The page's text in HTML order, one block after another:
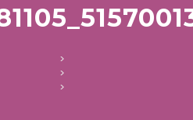
>
>
>